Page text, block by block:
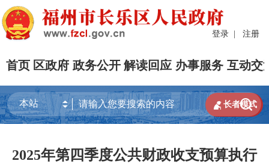
登录 | 注册
首页 区政府 政务公开 解读回应 办事服务 互动交

 长者模式
2025年第四季度公共财政收支预算执行